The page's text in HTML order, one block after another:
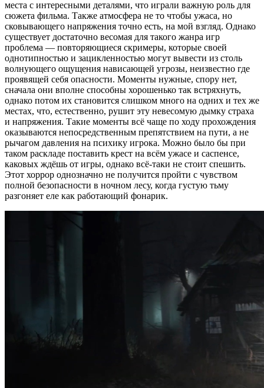
места с интересными деталями, что играли важную роль для
сюжета фильма. Также атмосфера не то чтобы ужаса, но
сковывающего напряжения точно есть, на мой взгляд. Однако
существует достаточно весомая для такого жанра игр
проблема — повторяющиеся скримеры, которые своей
однотипностью и зацикленностью могут вывести из столь
волнующего ощущения нависающей угрозы, неизвестно где
проявящей себя опасности. Моменты нужные, спору нет,
сначала они вполне способны хорошенько так встряхнуть,
однако потом их становится слишком много на одних и тех же
местах, что, естественно, рушит эту невесомую дымку страха
и напряжения. Такие моменты всё чаще по ходу прохождения
оказываются непосредственным препятствием на пути, а не
рычагом давления на психику игрока. Можно было бы при
таком раскладе поставить крест на всём ужасе и саспенсе,
каковых ждёшь от игры, однако всё-таки не стоит спешить.
Этот хоррор однозначно не получится пройти с чувством
полной безопасности в ночном лесу, когда густую тьму
разгоняет еле как работающий фонарик.